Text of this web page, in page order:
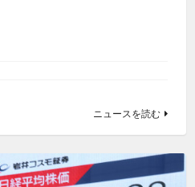
ニュースを読む